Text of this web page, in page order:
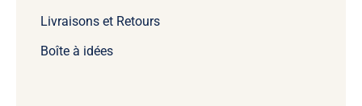
Livraisons et Retours
Boîte à idées